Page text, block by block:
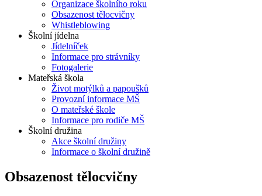
Organizace školního roku
Obsazenost tělocvičny
Whistleblowing
Školní jídelna
Jídelníček
Informace pro strávníky
Fotogalerie
Mateřská škola
Život motýlků a papoušků
Provozní informace MŠ
O mateřské škole
Informace pro rodiče MŠ
Školní družina
Akce školní družiny
Informace o školní družině
Obsazenost tělocvičny